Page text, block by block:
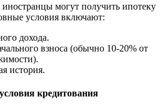
могут получить ипотеку
условия включают:
дохода.
взноса (обычно 10-20% от
история.
кредитования